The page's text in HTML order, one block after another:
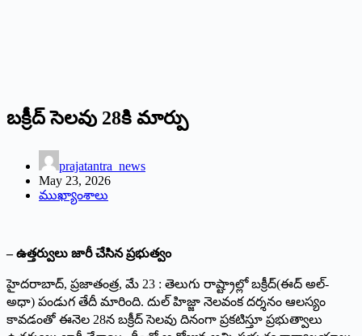
బక్రీద్ సెలవు 28కి మార్పు
prajatantra_news
May 23, 2026
ముఖ్యాంశాలు
– ఉత్తర్వులు జారీ చేసిన ప్రభుత్వం
హైదరాబాద్, ప్రజాతంత్ర, మే 23 : తెలుగు రాష్ట్రాల్లో బక్రీద్(ఈద్ అల్-
అధా) పండుగ తేదీ మారింది. దుల్ హిజ్జా నెలవంక దర్శనం ఆలస్యం
కావడంతో ఈనెల 28న బక్రీద్ సెలవు దినంగా ప్రకటిస్తూ ప్రభుత్వాలు